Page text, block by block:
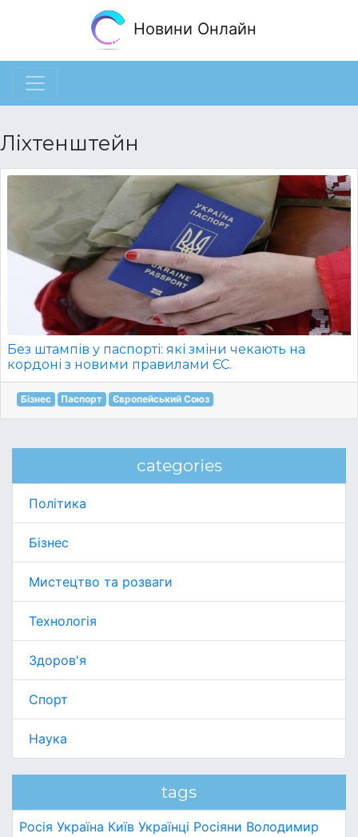
Новини Онлайн
Ліхтенштейн
Без штампів у паспорті: які зміни чекають на
кордоні з новими правилами ЄС.
Бізнес Паспорт Європейський Союз
categories
Політика
Бізнес
Мистецтво та розваги
Технологія
Здоров'я
Спорт
Наука
tags
Росія Україна Київ Українці Росіяни Володимир